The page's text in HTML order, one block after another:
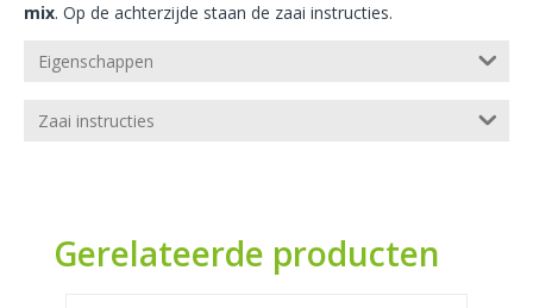
mix. Op de achterzijde staan de zaai instructies.
Eigenschappen
Zaai instructies
Gerelateerde producten